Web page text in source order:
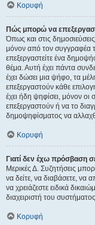
Κορυφή
Πώς μπορώ να
Όπως και στις
μόνον από τον συγγραφέα
επεξεργαστείτε ένα
θέμα. Αυτή έχει πάντα
έχει δώσει μια ψήφο, τα
επεξεργαστούν κάθε
έχει ήδη ψηφίσει, μόνον οι
επεξεργαστούν ή να το
δημοψηφίσματος να
Κορυφή
Γιατί δεν έχω πρόσβαση
Μερικές Δ. Συζητήσεις
να δείτε, να διαβάσετε, να
να χρειάζεστε ειδικά
διαχειριστή του
Κορυφή